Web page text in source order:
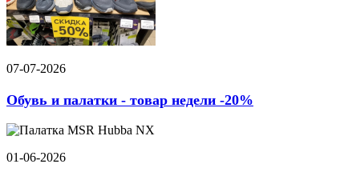
07-07-2026
Обувь и палатки - товар недели -20%
01-06-2026